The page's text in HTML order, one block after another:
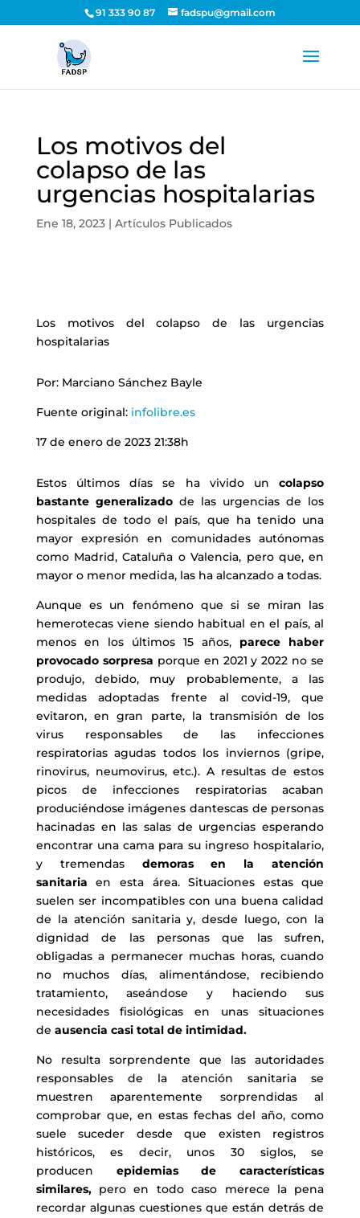
91 333 90 87 fadspu@gmail.com
Los motivos del
colapso de las
urgencias hospitalarias
Ene 18, 2023| Artículos Publicados
Los motivos del colapso de las urgencias
hospitalarias
Por: Marciano Sánchez Bayle
Fuente original: infolibre.es
17 de enero de 2023 21:38h
Estos últimos días se ha vivido uncolapso
bastante generalizadode las urgencias de los
hospitales de todo el país, que ha tenido una
mayor expresión en comunidades autónomas
como Madrid, Cataluña o Valencia, pero que, en
mayor o menor medida, las ha alcanzado a todas.
Aunque es un fenómeno que si se miran las
hemerotecas viene siendo habitual en el país, al
menos en los últimos 15 años, parece haber
provocado sorpresa porque en 2021 y 2022 no se
produjo, debido, muy probablemente, a las
medidas adoptadas frente al covid-19, que
evitaron, en gran parte, la transmisión de los
virus responsables de las infecciones
respiratorias agudas todos los inviernos (gripe,
rinovirus, neumovirus, etc.). A resultas de estos
picos de infecciones respiratorias acaban
produciéndose imágenes dantescas de personas
hacinadas en las salas de urgencias esperando
encontrar una cama para su ingreso hospitalario,
y tremendasdemoras en la atención
sanitariaen esta área. Situaciones estas que
suelen ser incompatibles con una buena calidad
de la atención sanitaria y, desde luego, con la
dignidad de las personas que las sufren,
obligadas a permanecer muchas horas, cuando
no muchos días, alimentándose, recibiendo
tratamiento, aseándose y haciendo sus
necesidades fisiológicas en unas situaciones
de ausencia casi total de intimidad.
No resulta sorprendente que las autoridades
responsables de la atención sanitaria se
muestren aparentemente sorprendidas al
comprobar que, en estas fechas del año, como
suele suceder desde que existen registros
históricos, es decir, unos 30 siglos, se
producen epidemias de características
similares, pero en todo caso merece la pena
recordar algunas cuestiones que están detrás de